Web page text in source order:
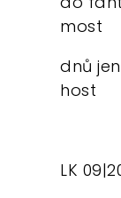
most
dnů
host
LK